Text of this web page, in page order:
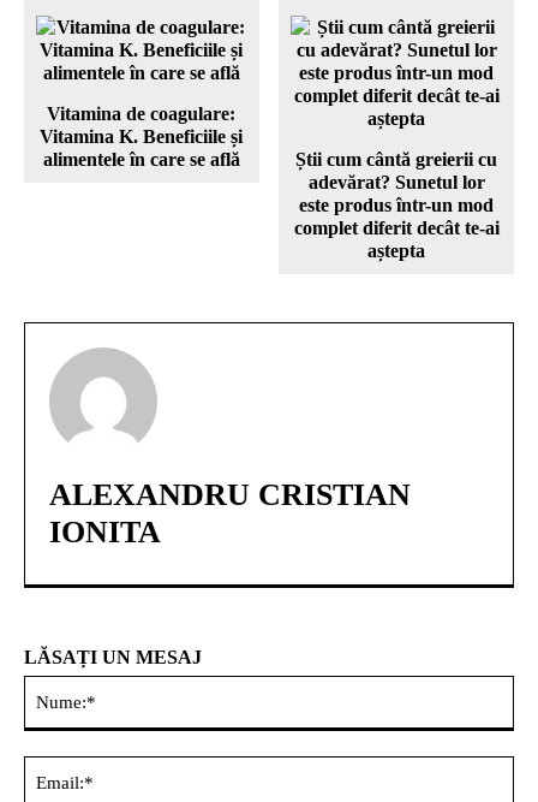
Vitamina de coagulare:
Vitamina K. Beneficiile și
alimentele în care se află
Știi cum cântă greierii cu
adevărat? Sunetul lor
este produs într-un mod
complet diferit decât te-ai
aștepta
ALEXANDRU CRISTIAN
IONITA
LĂSAȚI UN MESAJ